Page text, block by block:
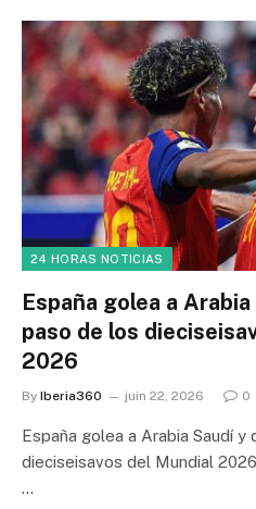
24 HORAS NOTICIAS
España golea a
paso de los
2026
By Iberia360 juin 22, 2026 0
España golea a Arabia Saudí y
dieciseisavos del Mundial
…